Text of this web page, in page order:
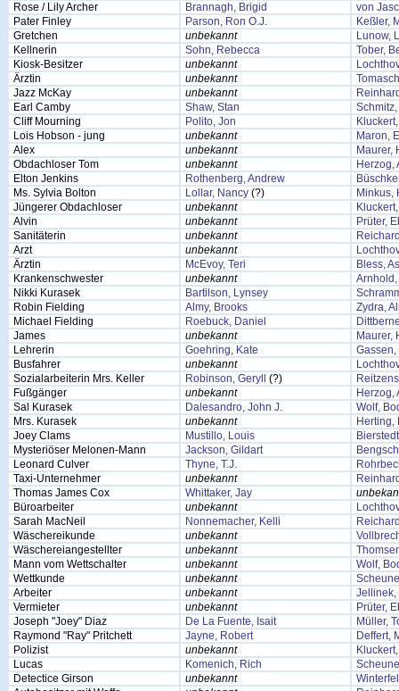
Rose / Lily Archer
Brannagh, Brigid
von
Pater Finley
Parson, Ron O.J.
Keßler,
Gretchen
unbekannt
Lunow,
Kellnerin
Sohn, Rebecca
Tober,
Kiosk-Besitzer
unbekannt
Ärztin
unbekannt
Jazz McKay
unbekannt
Earl Camby
Shaw, Stan
Cliff Mourning
Polito, Jon
Lois Hobson - jung
unbekannt
Maron,
Alex
unbekannt
Maurer,
Obdachloser Tom
unbekannt
Herzog,
Elton Jenkins
Rothenberg, Andrew
Ms. Sylvia Bolton
Lollar, Nancy (?)
Minkus,
Jüngerer Obdachloser
unbekannt
Alvin
unbekannt
Prüter,
Sanitäterin
unbekannt
Arzt
unbekannt
Ärztin
McEvoy, Teri
Bless,
Krankenschwester
unbekannt
Nikki Kurasek
Bartilson, Lynsey
Robin Fielding
Almy, Brooks
Zydra,
Michael Fielding
Roebuck, Daniel
James
unbekannt
Maurer,
Lehrerin
Goehring, Kate
Busfahrer
unbekannt
Sozialarbeiterin Mrs. Keller
Robinson, Geryll (?)
Fußgänger
unbekannt
Herzog,
Sal Kurasek
Dalesandro, John J.
Wolf,
Mrs. Kurasek
unbekannt
Herting,
Joey Clams
Mustillo, Louis
Mysteriöser Melonen-Mann
Jackson, Gildart
Leonard Culver
Thyne, T.J.
Taxi-Unternehmer
unbekannt
Thomas James Cox
Whittaker, Jay
Büroarbeiter
unbekannt
Sarah MacNeil
Nonnemacher, Kelli
Wäschereikunde
unbekannt
Wäschereiangestellter
unbekannt
Mann vom Wettschalter
unbekannt
Wolf,
Wettkunde
unbekannt
Arbeiter
unbekannt
Jellinek,
Vermieter
unbekannt
Prüter,
Joseph "Joey" Diaz
De La Fuente, Isait
Müller,
Raymond "Ray" Pritchett
Jayne, Robert
Deffert,
Polizist
unbekannt
Lucas
Komenich, Rich
Detectice Girson
unbekannt